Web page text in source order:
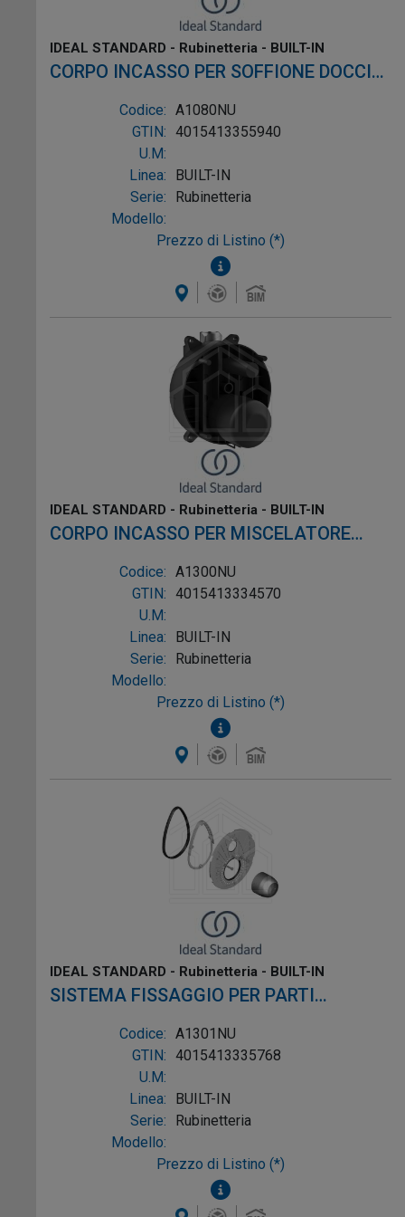
IDEAL STANDARD - Rubinetteria - BUILT-IN
CORPO INCASSO PER SOFFIONE DOCCIA
CON LUCE
Codice: A1080NU
GTIN: 4015413355940
U.M:
Linea:
BUILT-IN
Serie:
Rubinetteria
Modello:
Prezzo di Listino (*)
IDEAL STANDARD - Rubinetteria - BUILT-IN
CORPO INCASSO PER MISCELATORE
MONOCOMANDO VASCA/DOCCIA
Codice: A1300NU
GTIN: 4015413334570
U.M:
Linea:
BUILT-IN
Serie:
Rubinetteria
Modello:
Prezzo di Listino (*)
IDEAL STANDARD - Rubinetteria - BUILT-IN
SISTEMA FISSAGGIO PER PARTI
ESTERNE MISCELATORE INCASSO
VASCA/DOCCIA
Codice: A1301NU
GTIN: 4015413335768
U.M:
Linea:
BUILT-IN
Serie:
Rubinetteria
Modello:
Prezzo di Listino (*)